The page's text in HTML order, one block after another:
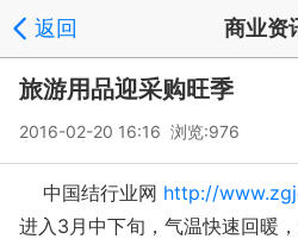
返回 商业资
旅游用品迎采购旺季
2016-02-20 16:16 浏览:976
中国结行业网 http://
进入3月中下旬，气温快速回暖